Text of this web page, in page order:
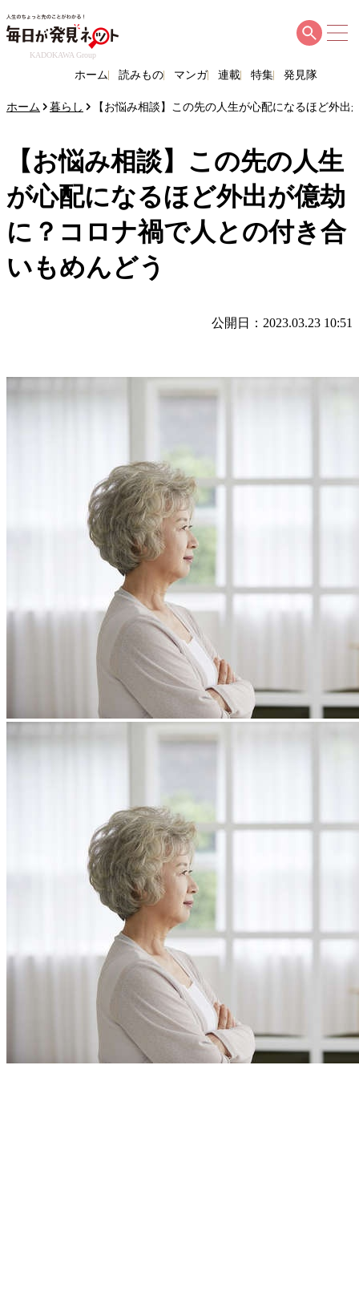
KADOKAWA Group
ホーム 読みもの マンガ 連載 特集 発見隊
ホーム 暮らし 【お悩み相談】この先の人生が心配になるほど外
【お悩み相談】この先の人生
が心配になるほど外出が億劫
に？コロナ禍で人との付き合
いもめんどう
公開日：2023.03.23 10:51